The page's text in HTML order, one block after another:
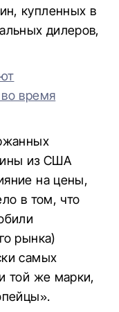
купленных в
дилеров,
время
из США
на цены,
в том, что
рынка)
самых
той же марки,